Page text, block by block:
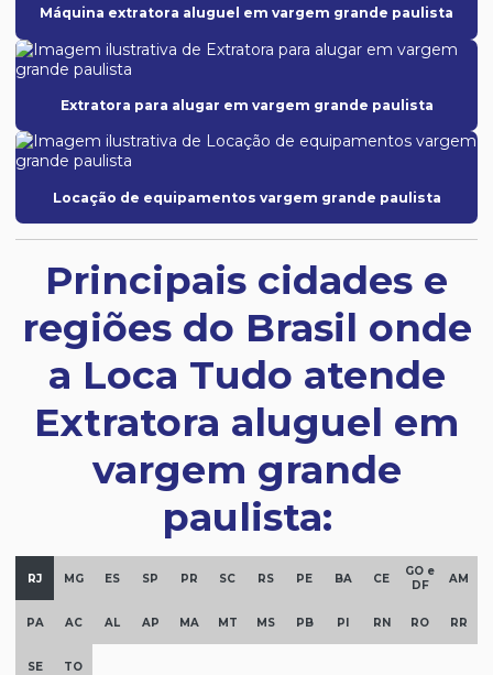
Máquina extratora aluguel em vargem grande paulista
Extratora para alugar em vargem grande paulista
Locação de equipamentos vargem grande paulista
Principais cidades e
regiões do Brasil onde
a Loca Tudo atende
Extratora aluguel em
vargem grande
paulista:
RJ MG ES SP PR SC RS PE BA CE
GO e
DF
AM
PA AC AL AP MA MT MS PB PI RN RO RR
SE TO